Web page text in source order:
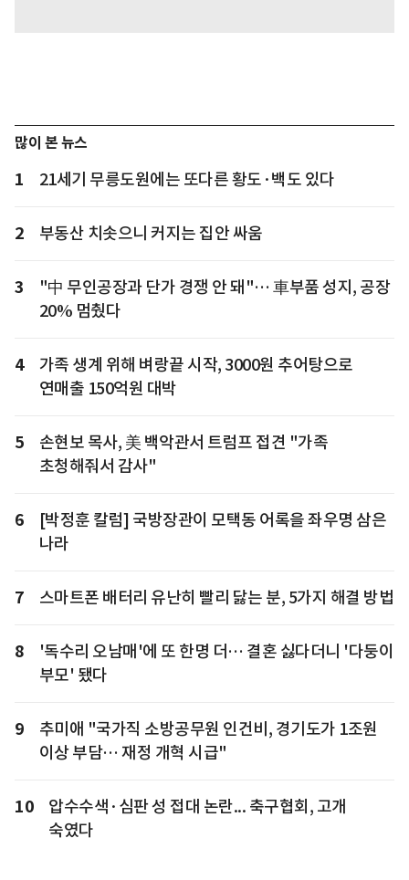
많이 본 뉴스
1 21세기 무릉도원에는 또다른 황도·백도 있다
2 부동산 치솟으니 커지는 집안 싸움
3
"中 무인공장과 단가 경쟁 안 돼"… 車부품 성지, 공장
20% 멈췄다
4
가족 생계 위해 벼랑끝 시작, 3000원 추어탕으로
연매출 150억원 대박
5
손현보 목사, 美 백악관서 트럼프 접견 "가족
초청해줘서 감사"
6
[박정훈 칼럼] 국방장관이 모택동 어록을 좌우명 삼은
나라
7 스마트폰 배터리 유난히 빨리 닳는 분, 5가지 해결 방법
8
'독수리 오남매'에 또 한명 더… 결혼 싫다더니 '다둥이
부모' 됐다
9
추미애 "국가직 소방공무원 인건비, 경기도가 1조원
이상 부담… 재정 개혁 시급"
10
압수수색·심판 성 접대 논란... 축구협회, 고개
숙였다